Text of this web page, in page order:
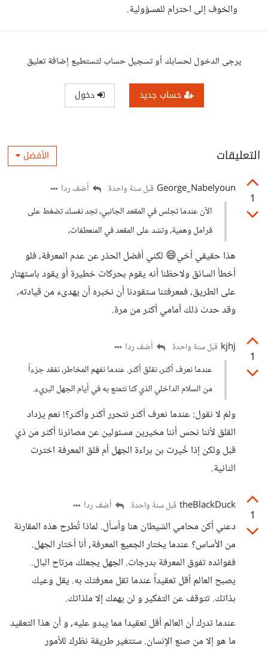
والخوف إلى احترام للمسؤولية.
يرجى الدخول لحسابك أو تسجيل حساب لتستطيع إضافة تعليق
حساب جديد دخول
التعليقات الأفضل
1
George_Nabelyoun قبل سنة واحدة
أضف ردا
الآن عندما تجلس في المقعد الجانبي، تجد نفسك تضغط على
فرامل وهمية، وتشد على المقعد في المنعطفات،
هذا حقيقي أخي😄 لكني أفضل الحذر عن عدم المعرفة، فلو
أخطأ السائق ولاحظنا أنه يقوم بحركات خطيرة أو يقود باستهتار
على الطريق، فمعرفتنا ستقودنا أن نخبره أن يهدىء من قيادته،
وقد حدث ذلك أمامي أكثر من مرة.
1
kjhj قبل سنة واحدة
أضف ردا
عندما نعرف أكثر، نقلق أكثر. عندما نفهم المخاطر، نفقد جزءاً
من السلام الداخلي الذي كنا نتمتع به في أيام الجهل البريء.
ولمَ لا نقول: عندما نعرف أكثر نتحرر أكثر وأكثر؟! نعم يزداد
القلق لأننا نحس أننا مخيرين مسئولين عن مصائرنا أكثر من ذي
قبل ولكن إذا خُيرت بن براءة الجهل أم قلق المعرفة اخترت
الثانية.
1
theBlackDuck قبل سنة واحدة أضف ردا
دعني أكن محامي الشيطان هنا وأسأل. لماذا تُطرح هذه المقارنة
من الأساس؟ عندما يختار الجميع المعرفة, أنا أختار الجهل.
ففوائده تفوق المعرفة بدرجات. الجهل يجعلك مرتاح البال.
يصبح العالم أقل تعقيداً عندما تقل معرفتك به. يقل وعيك
بذاتك. تتوقف عن التفكير و لن يهمك إلا ملذاتك.
عندما تدرك أن العالم أقل تعقيدا مما يبدو عليه, و أن هذا التعقيد
ما هو إلا من صنع اﻹنسان. ستتغير طريقة نظرك للأمور